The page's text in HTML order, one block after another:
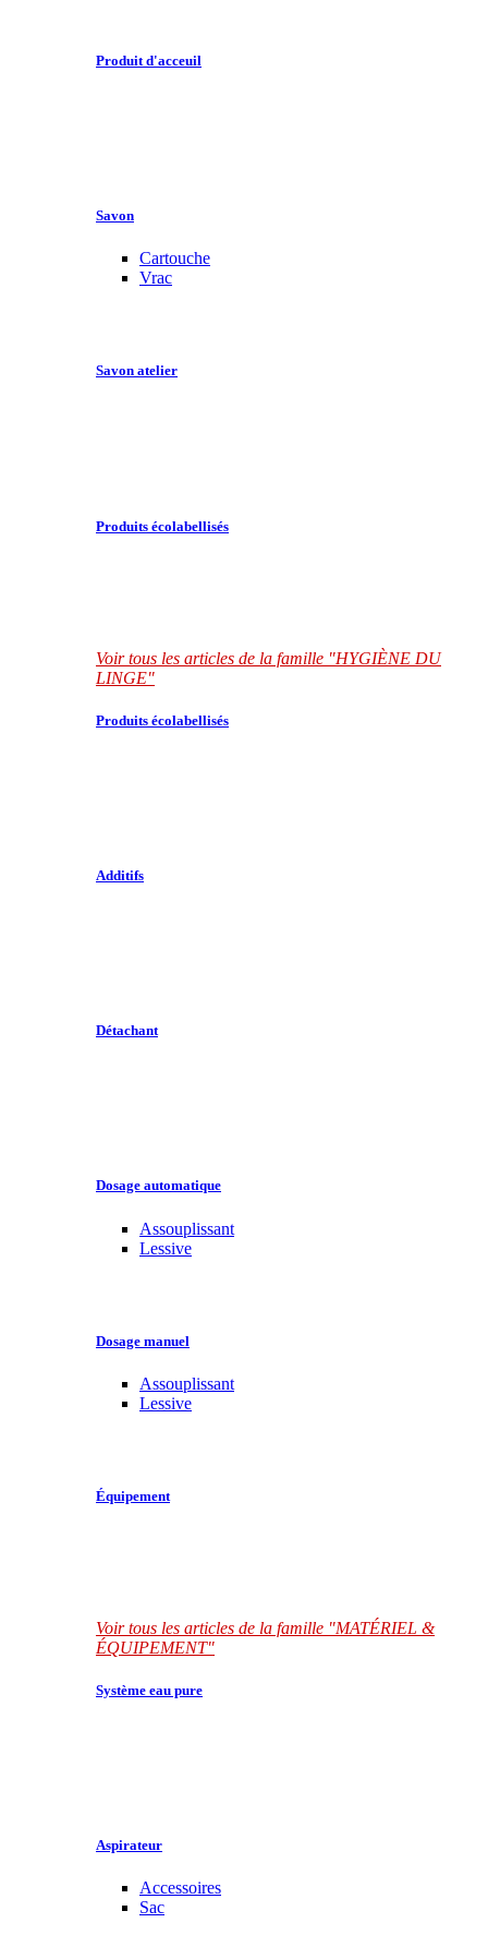
Produit d'acceuil
Savon
Cartouche
Vrac
Savon atelier
Produits écolabellisés
Voir tous les articles de la famille "HYGIÈNE DU
LINGE"
Produits écolabellisés
Additifs
Détachant
Dosage automatique
Assouplissant
Lessive
Dosage manuel
Assouplissant
Lessive
Équipement
Voir tous les articles de la famille "MATÉRIEL &
ÉQUIPEMENT"
Système eau pure
Aspirateur
Accessoires
Sac